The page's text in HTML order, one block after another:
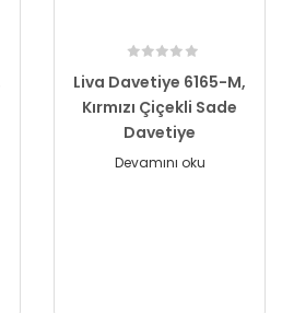
Liva Davetiye 6165-M,
Kırmızı Çiçekli Sade
Davetiye
Devamını oku